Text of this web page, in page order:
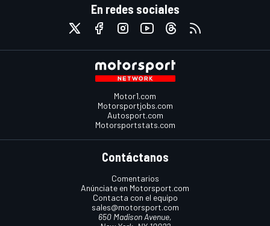
En redes sociales
Motor1.com
Motorsportjobs.com
Autosport.com
Motorsportstats.com
Contáctanos
Comentarios
Anúnciate en Motorsport.com
Contacta con el equipo
sales@motorsport.com
650 Madison Avenue,